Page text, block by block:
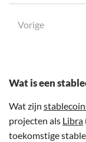
Vorige
Wat is een
Wat zijn
projecten als Libra
toekomstige